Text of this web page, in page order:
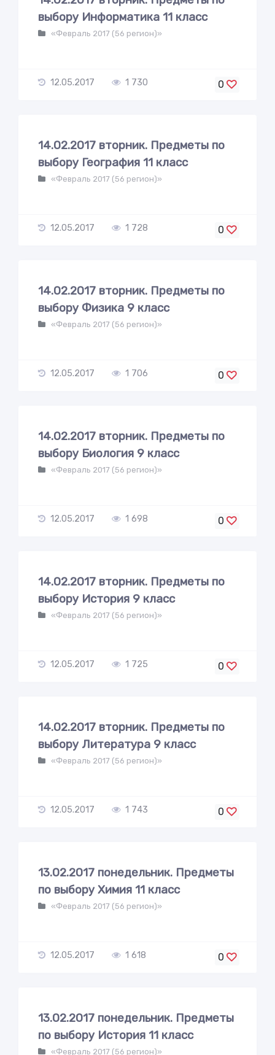
выбору Информатика 11 класс
«Февраль 2017 (56 регион)»
12.05.2017 1 730 0
14.02.2017 вторник. Предметы по
выбору География 11 класс
«Февраль 2017 (56 регион)»
12.05.2017 1 728 0
14.02.2017 вторник. Предметы по
выбору Физика 9 класс
«Февраль 2017 (56 регион)»
12.05.2017 1 706 0
14.02.2017 вторник. Предметы по
выбору Биология 9 класс
«Февраль 2017 (56 регион)»
12.05.2017 1 698 0
14.02.2017 вторник. Предметы по
выбору История 9 класс
«Февраль 2017 (56 регион)»
12.05.2017 1 725 0
14.02.2017 вторник. Предметы по
выбору Литература 9 класс
«Февраль 2017 (56 регион)»
12.05.2017 1 743 0
13.02.2017 понедельник. Предметы
по выбору Химия 11 класс
«Февраль 2017 (56 регион)»
12.05.2017 1 618 0
13.02.2017 понедельник. Предметы
по выбору История 11 класс
«Февраль 2017 (56 регион)»